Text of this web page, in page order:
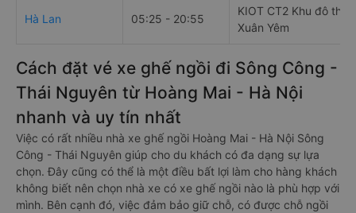
Hà Lan 05:25 - 20:55
KIOT CT2 Khu đô thị
Xuân Yêm
Cách đặt vé xe ghế ngồi đi Sông Công -
Thái Nguyên từ Hoàng Mai - Hà Nội
nhanh và uy tín nhất
Việc có rất nhiều nhà xe ghế ngồi Hoàng Mai - Hà Nội Sông
Công - Thái Nguyên giúp cho du khách có đa dạng sự lựa
chọn. Đây cũng có thể là một điều bất lợi làm cho hàng khách
không biết nên chọn nhà xe có xe ghế ngồi nào là phù hợp với
mình. Bên cạnh đó, việc đảm bảo giữ chỗ, có được chỗ ngồi